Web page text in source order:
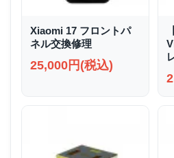
Xiaomi 17 フロントパ
ネル交換修理
25,000円(税込)